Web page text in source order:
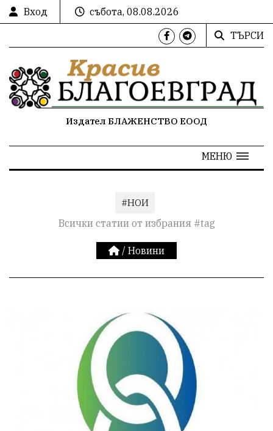
Вход
събота, 08.08.2026
ТЪРСИ
Издател БЛАЖЕНСТВО ЕООД
МЕНЮ
#НОИ
Всички статии от избрания #tag
/ Новини